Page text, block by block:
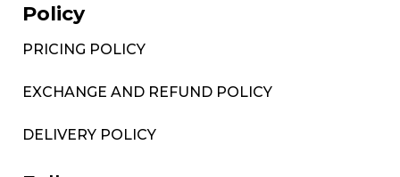
Policy
PRICING POLICY
EXCHANGE AND REFUND POLICY
DELIVERY POLICY